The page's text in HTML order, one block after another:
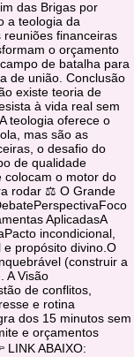
das Brigas por
a teologia da
reuniões financeiras
o orçamento
de batalha para
de união. Conclusão
existe teoria de
à vida real sem
teologia oferece o
mas são as
o desafio do
de qualidade
colocam o motor do
rodar ⚖️ O Grande
AplicadasA
incondicional,
e propósito divino.O
(construir a
A Visão
de conflitos,
e rotina
dos 15 minutos sem
e orçamentos
ABAIXO: